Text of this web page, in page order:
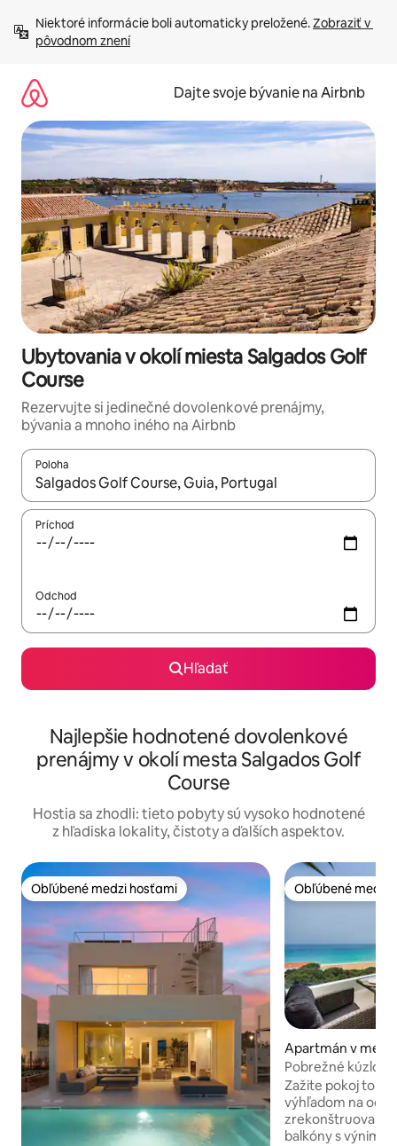
obsah.
Niektoré informácie boli automaticky preložené. Zobraziť v
pôvodnom znení
Dajte svoje bývanie na Airbnb
Ubytovania v okolí miesta Salgados Golf
Course
Rezervujte si jedinečné dovolenkové prenájmy,
bývania a mnoho iného na Airbnb
Poloha
Keď budú výsledky k dispozícii, môžete si ich prechádzať
Príchod
Odchod
Hľadať
Najlepšie hodnotené dovolenkové
prenájmy v okolí mesta Salgados Golf
Course
Hostia sa zhodli: tieto pobyty sú vysoko hodnotené
z hľadiska lokality, čistoty a ďalších aspektov.
Obľúbené medzi hosťami
Obľúbené medzi hosťami Obľúbené medzi
Obľúbené medzi
Apartmán v
a
Pobrežné kúzlo |
Zažite pokoj
výhľadom na
zrekonštruovaný
balkóny s